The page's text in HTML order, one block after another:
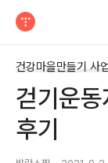
걷기운
후기